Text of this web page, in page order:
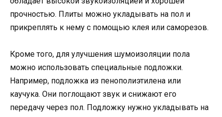
прочностью. Плиты можно укладывать на пол и
прикреплять к нему с помощью клея или саморезов.
Кроме того, для улучшения шумоизоляции пола
можно использовать специальные подложки.
Например, подложка из пенополиэтилена или
каучука. Они поглощают звук и снижают его
передачу через пол. Подложку нужно укладывать на